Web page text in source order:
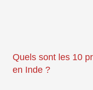
Quels sont les 10
en Inde ?